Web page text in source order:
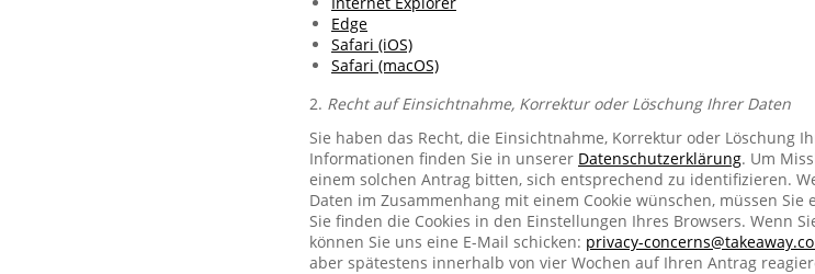
Edge
Safari (iOS)
Safari (macOS)
2. Recht auf Einsichtnahme, Korrektur oder Löschung Ihrer Daten
Sie haben das Recht, die Einsichtnahme, Korrektur oder Löschung
Informationen finden Sie in unserer Datenschutzerklärung. Um
einem solchen Antrag bitten, sich entsprechend zu identifizieren.
Daten im Zusammenhang mit einem Cookie wünschen, müssen
Sie finden die Cookies in den Einstellungen Ihres Browsers. Wenn
können Sie uns eine E-Mail schicken: privacy-
aber spätestens innerhalb von vier Wochen auf Ihren Antrag